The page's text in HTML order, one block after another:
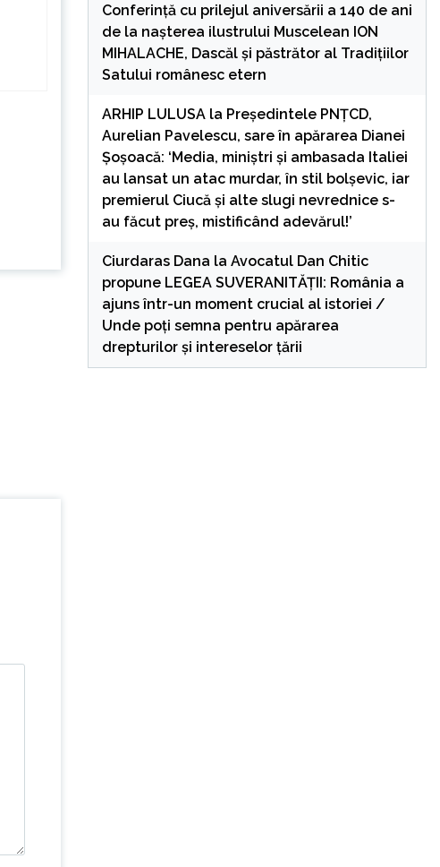
Conferință cu prilejul aniversării a 140 de ani
de la nașterea ilustrului Muscelean ION
MIHALACHE, Dascăl și păstrător al Tradițiilor
Satului românesc etern
ARHIP LULUSAla Președintele PNȚCD,
Aurelian Pavelescu, sare în apărarea Dianei
Șoșoacă: ‘Media, miniștri și ambasada Italiei
au lansat un atac murdar, în stil bolșevic, iar
premierul Ciucă și alte slugi nevrednice s-
au făcut preș, mistificând adevărul!’
Ciurdaras Dana la Avocatul Dan Chitic
propune LEGEA SUVERANITĂȚII: România a
ajuns într-un moment crucial al istoriei /
Unde poți semna pentru apărarea
drepturilor și intereselor țării